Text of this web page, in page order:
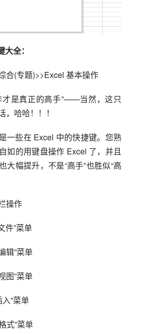
全：
合(专题)>>Excel 基本操作
才是真正的高手”——当然，这只
，哈哈！！！
一些在 Excel 中的快捷键。您熟
如的用键盘操作 Excel 了，并且
大幅提升，不是“高手”也胜似“高
操作
件”菜单
辑”菜单
图”菜单
”菜单
式”菜单